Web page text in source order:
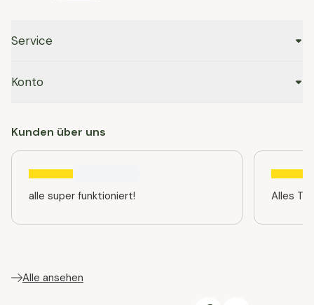
Service
Konto
Kunden über uns
alle super funktioniert! Alles
Alle ansehen